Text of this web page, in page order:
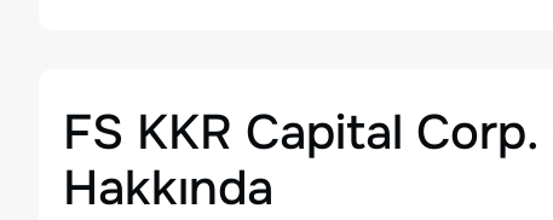
FS KKR Capital
Hakkında